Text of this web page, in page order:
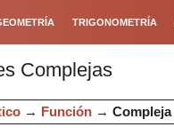
TRIGONOMETRÍA
Complejas
→ Función → Compleja